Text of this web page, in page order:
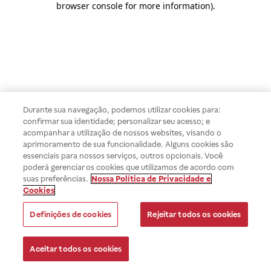
browser console for more information).
Durante sua navegação, podemos utilizar cookies para:
confirmar sua identidade; personalizar seu acesso; e
acompanhar a utilização de nossos websites, visando o
aprimoramento de sua funcionalidade. Alguns cookies são
essenciais para nossos serviços, outros opcionais. Você
poderá gerenciar os cookies que utilizamos de acordo com
suas preferências. Nossa Política de Privacidade e
Cookies
Definições de cookies Rejeitar todos os cookies
Aceitar todos os cookies